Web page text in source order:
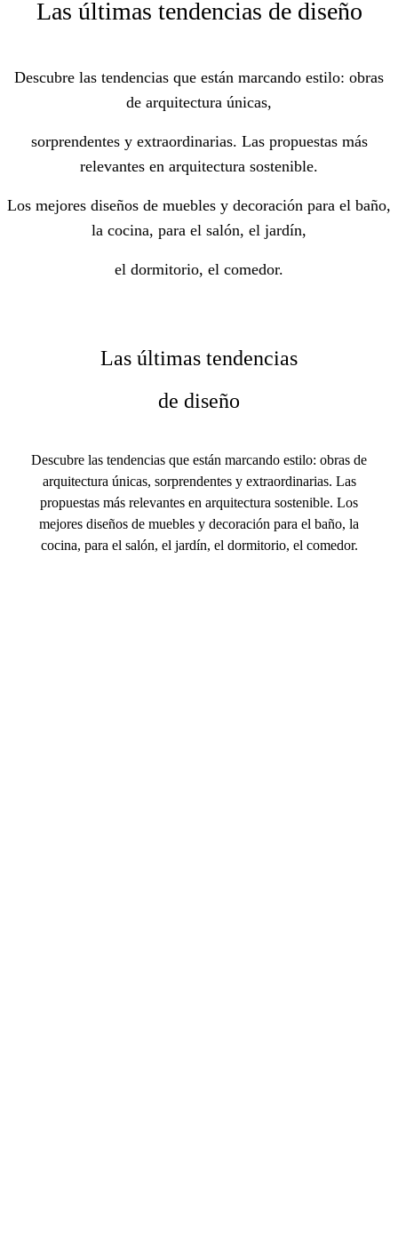
Las últimas tendencias de diseño
Descubre las tendencias que están marcando estilo: obras
de arquitectura únicas,
sorprendentes y extraordinarias. Las propuestas más
relevantes en arquitectura sostenible.
Los mejores diseños de muebles y decoración para el baño,
la cocina, para el salón, el jardín,
el dormitorio, el comedor.
Las últimas tendencias
de diseño
Descubre las tendencias que están marcando estilo: obras de
arquitectura únicas, sorprendentes y extraordinarias. Las
propuestas más relevantes en arquitectura sostenible. Los
mejores diseños de muebles y decoración para el baño, la
cocina, para el salón, el jardín, el dormitorio, el comedor.